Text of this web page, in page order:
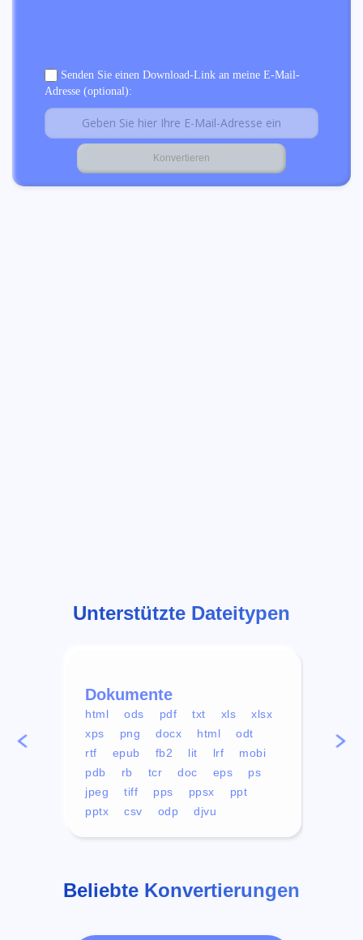
Senden Sie einen Download-Link an meine E-Mail-
Adresse (optional):
Unterstützte Dateitypen
Dokumente
html ods pdf txt xls
xlsx
xps
png docx html
odt
rtf
epub fb2 lit lrf
mobi
pdb
rb tcr doc eps
ps
jpeg
tiff pps ppsx
ppt
pptx
csv odp djvu
mp4
Beliebte Konvertierungen